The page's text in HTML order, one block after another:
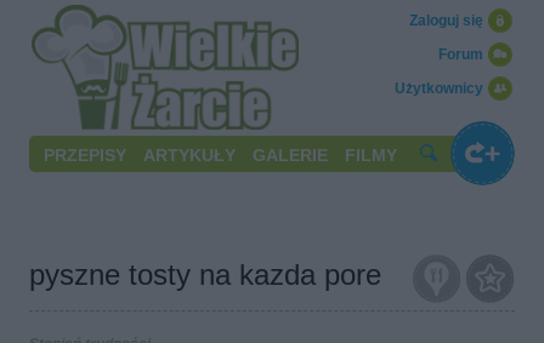
Użytkownicy
Forum
Zaloguj się
PRZEPISY ARTYKUŁY GALERIE FILMY
pyszne tosty na kazda pore